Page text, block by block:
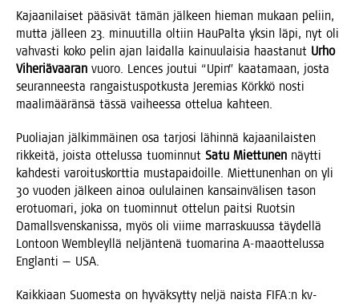
Kajaa­ni­lai­set pää­si­vät tämän jäl­keen hie­man mukaan peliin,
mut­ta jäl­leen 23. minuu­til­la oltiin Hau­Pal­ta yksin läpi, nyt oli
vah­vas­ti koko pelin ajan lai­dal­la kai­nuu­lai­sia haas­ta­nut Urho
Vihe­riä­vaa­ran vuo­ro. Lences jou­tui “Upin” kaa­ta­maan, jos­ta
seu­ran­nees­ta ran­gais­tus­pot­kus­ta Jere­mias Körk­kö nos­ti
maa­li­mää­rän­sä täs­sä vai­hees­sa otte­lua kahteen.
Puo­lia­jan jäl­kim­mäi­nen osa tar­jo­si lähin­nä kajaa­ni­lais­ten
rik­kei­tä, jois­ta otte­lus­sa tuo­min­nut Satu Miet­tu­nen näyt­ti
kah­des­ti varoi­tus­kort­tia mus­ta­pai­doil­le. Miet­tu­nen­han on yli
30 vuo­den jäl­keen ainoa oulu­lai­nen kan­sain­vä­li­sen tason
ero­tuo­ma­ri, joka on tuo­min­nut otte­lun pait­si Ruot­sin
Damalls­vens­ka­nis­sa, myös oli vii­me mar­ras­kuus­sa täy­del­lä
Lon­toon Wembleyl­lä nel­jän­te­nä tuo­ma­ri­na A‑maaottelussa
Englan­ti — USA.
Kaik­ki­aan Suo­mes­ta on hyväk­syt­ty nel­jä nais­ta FIFA:n kv-